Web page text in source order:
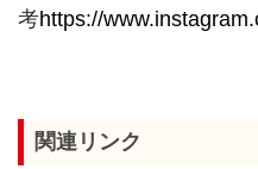
考https://
関連リンク